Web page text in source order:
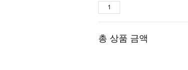
총 상품 금액